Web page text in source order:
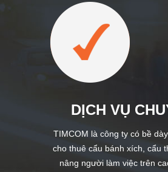
DỊCH VỤ
TIMCOM là công ty có bề
cho thuê cẩu bánh xích, cẩu
nâng người làm việc trên